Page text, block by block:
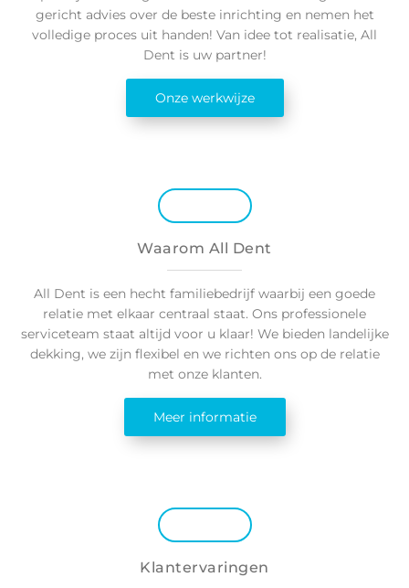
gericht advies over de beste inrichting en nemen het
volledige proces uit handen! Van idee tot realisatie, All
Dent is uw partner!
Onze werkwijze
Waarom All Dent
All Dent is een hecht familiebedrijf waarbij een goede
relatie met elkaar centraal staat. Ons professionele
serviceteam staat altijd voor u klaar! We bieden landelijke
dekking, we zijn flexibel en we richten ons op de relatie
met onze klanten.
Meer informatie
Klantervaringen